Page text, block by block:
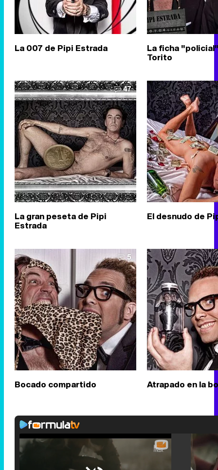
La 007 de Pipi Estrada La ficha
Torito
47
La gran peseta de Pipi
Estrada
El desnudo de
5
Bocado compartido Atrapado en la